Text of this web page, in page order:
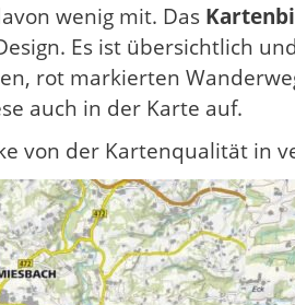
wenig mit. Das
Es ist übersichtlich und
rot markierten
auch in der Karte auf.
von der Kartenqualität in